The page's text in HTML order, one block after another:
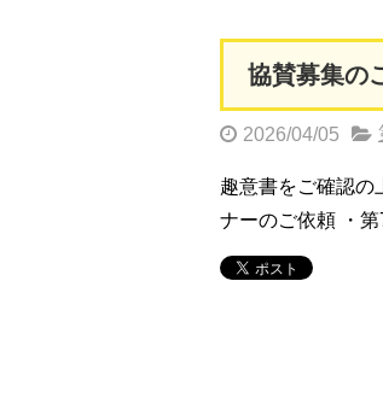
協賛募集の
2026/04/05
趣意書をご確認の
ナーのご依頼 ・